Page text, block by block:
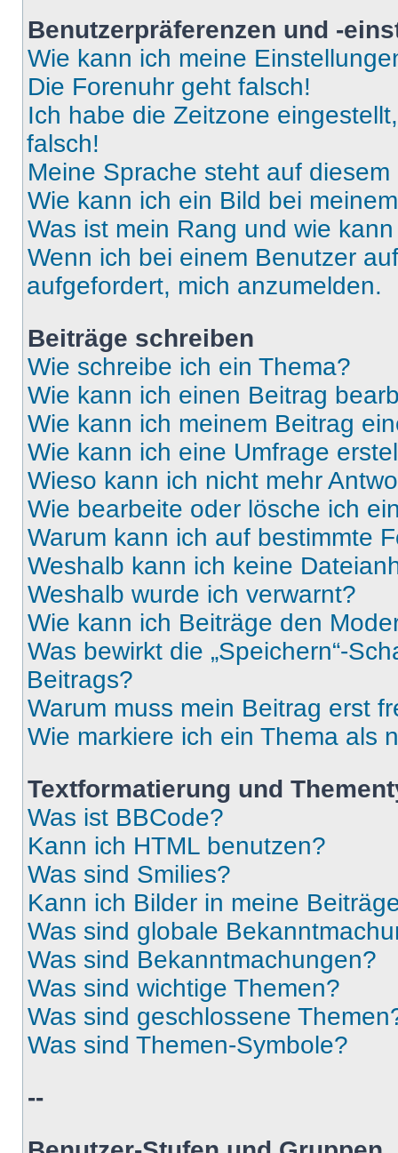
Benutzerpräferenzen und -
Wie kann ich meine
Die Forenuhr geht falsch!
Ich habe die Zeitzone
falsch!
Meine Sprache steht auf
Wie kann ich ein Bild bei
Was ist mein Rang und wie
Wenn ich bei einem Benutzer
aufgefordert, mich anzumelden.
Beiträge schreiben
Wie schreibe ich ein Thema?
Wie kann ich einen Beitrag
Wie kann ich meinem Beitrag
Wie kann ich eine Umfrage
Wieso kann ich nicht mehr
Wie bearbeite oder lösche ich
Warum kann ich auf bestimmte
Weshalb kann ich keine
Weshalb wurde ich verwarnt?
Wie kann ich Beiträge den
Was bewirkt die „Speichern“-
Beitrags?
Warum muss mein Beitrag erst
Wie markiere ich ein Thema als
Textformatierung und
Was ist BBCode?
Kann ich HTML benutzen?
Was sind Smilies?
Kann ich Bilder in meine
Was sind globale
Was sind Bekanntmachungen?
Was sind wichtige Themen?
Was sind geschlossene
Was sind Themen-Symbole?
--